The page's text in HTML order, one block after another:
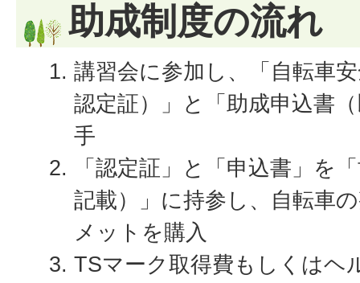
助成制度の流れ
講習会に参加し、「自転車
認定証）」と「助成申込書
手
「認定証」と「申込書」を
記載）」に持参し、自転車
メットを購入
TSマーク取得費もしくはヘ